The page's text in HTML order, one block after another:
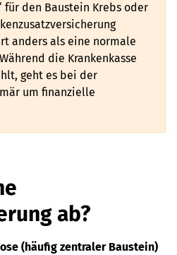
für den Baustein Krebs oder
anders als eine normale
die Krankenkasse
geht es bei der
um finanzielle
ab?
(häufig zentraler Baustein)